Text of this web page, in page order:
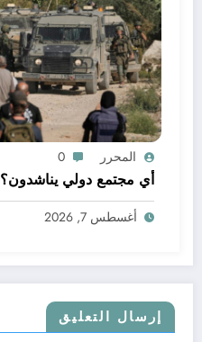
المحرر 0
أي مجتمع دولي يناشدون؟
أغسطس 7, 2026
إرسال التعليق